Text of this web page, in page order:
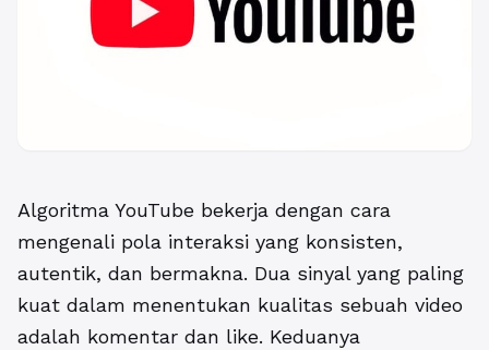
Algoritma YouTube bekerja dengan cara
mengenali pola interaksi yang konsisten,
autentik, dan bermakna. Dua sinyal yang paling
kuat dalam menentukan kualitas sebuah video
adalah komentar dan like. Keduanya